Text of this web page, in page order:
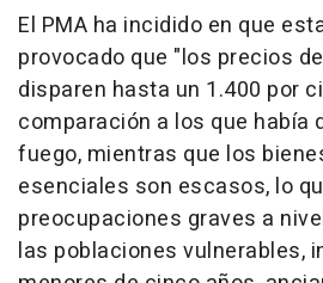
El PMA ha incidido en que
provocado que "los precios
disparen hasta un 1.400 por
comparación a los que había
fuego, mientras que los
esenciales son escasos, lo
preocupaciones graves a
las poblaciones vulnerables,